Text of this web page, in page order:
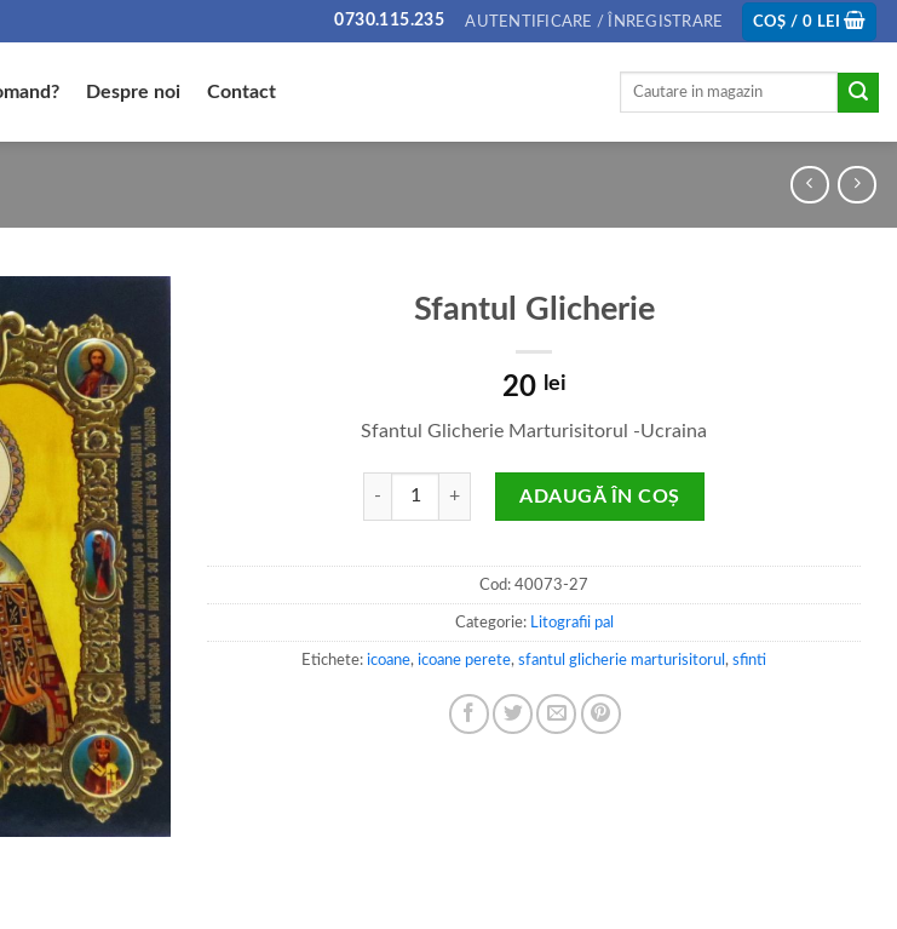
0730.115.235 AUTENTIFICARE / ÎNREGISTRARE COȘ /0 LEI
Despre noi Contact
Caută
Sfantul Glicherie
20 lei
Sfantul Glicherie Marturisitorul -Ucraina
Cantitate Sfantul Glicherie
ADAUGĂ ÎN COȘ
Cod:40073-27
Categorie: Litografii pal
Etichete:icoane,icoane perete,sfantul glicherie marturisitorul ,sfinti